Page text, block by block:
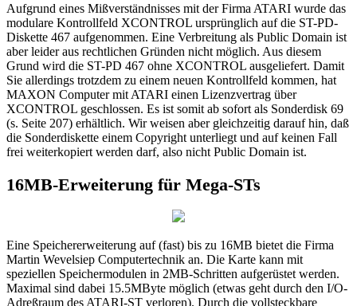
Aufgrund eines Mißverständnisses mit der Firma ATARI wurde das
modulare Kontrollfeld XCONTROL ursprünglich auf die ST-PD-
Diskette 467 aufgenommen. Eine Verbreitung als Public Domain ist
aber leider aus rechtlichen Gründen nicht möglich. Aus diesem
Grund wird die ST-PD 467 ohne XCONTROL ausgeliefert. Damit
Sie allerdings trotzdem zu einem neuen Kontrollfeld kommen, hat
MAXON Computer mit ATARI einen Lizenzvertrag über
XCONTROL geschlossen. Es ist somit ab sofort als Sonderdisk 69
(s. Seite 207) erhältlich. Wir weisen aber gleichzeitig darauf hin, daß
die Sonderdiskette einem Copyright unterliegt und auf keinen Fall
frei weiterkopiert werden darf, also nicht Public Domain ist.
16MB-Erweiterung für Mega-STs
Eine Speichererweiterung auf (fast) bis zu 16MB bietet die Firma
Martin Wevelsiep Computertechnik an. Die Karte kann mit
speziellen Speichermodulen in 2MB-Schritten aufgerüstet werden.
Maximal sind dabei 15.5MByte möglich (etwas geht durch den I/O-
Adreßraum des ATARI-ST verloren). Durch die vollsteckbare